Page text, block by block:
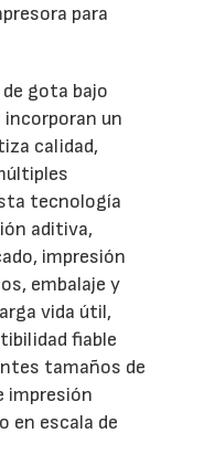
para
gota bajo
incorporan un
calidad,
tecnología
aditiva,
impresión
embalaje y
vida útil,
fiable
tamaños de
impresión
en escala de